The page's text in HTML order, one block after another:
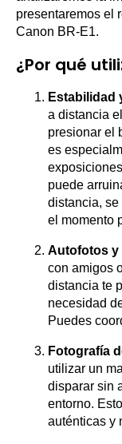
presentaremos el
Canon BR-E1.
¿Por qué
Estabilidad
a distancia
presionar el
es
puede
distancia, se
el momento
Autofotos y
con amigos
distancia te
necesidad
Puedes
Fotografía
utilizar un
disparar sin
entorno.
auténticas y